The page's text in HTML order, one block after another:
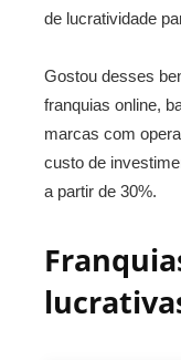
de lucratividade
Gostou desses
franquias online,
marcas com
custo de
a partir de 30%.